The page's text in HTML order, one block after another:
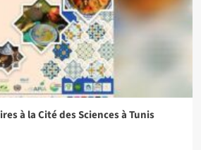
à la Cité des Sciences à Tunis